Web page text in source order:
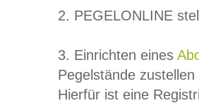
2. PEGELONLINE
3. Einrichten eines
Pegelstände
Hierfür ist eine